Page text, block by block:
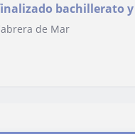
bachillerato y
de Mar